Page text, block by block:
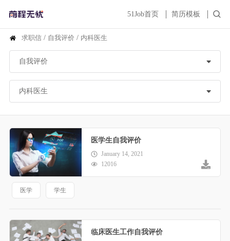
51Job首页 简历模板
求职信 / 自我评价 / 内科医生
医学生自我评价
January 14, 2021
12016
医学 学生
临床医生工作自我评价